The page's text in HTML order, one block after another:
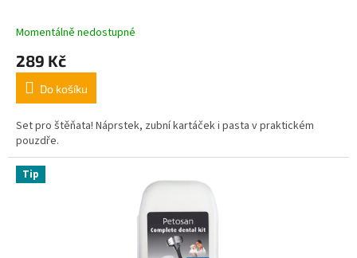
Momentálně nedostupné
289 Kč
Do košíku
Set pro štěňata! Náprstek, zubní kartáček i pasta v praktickém
pouzdře.
Tip